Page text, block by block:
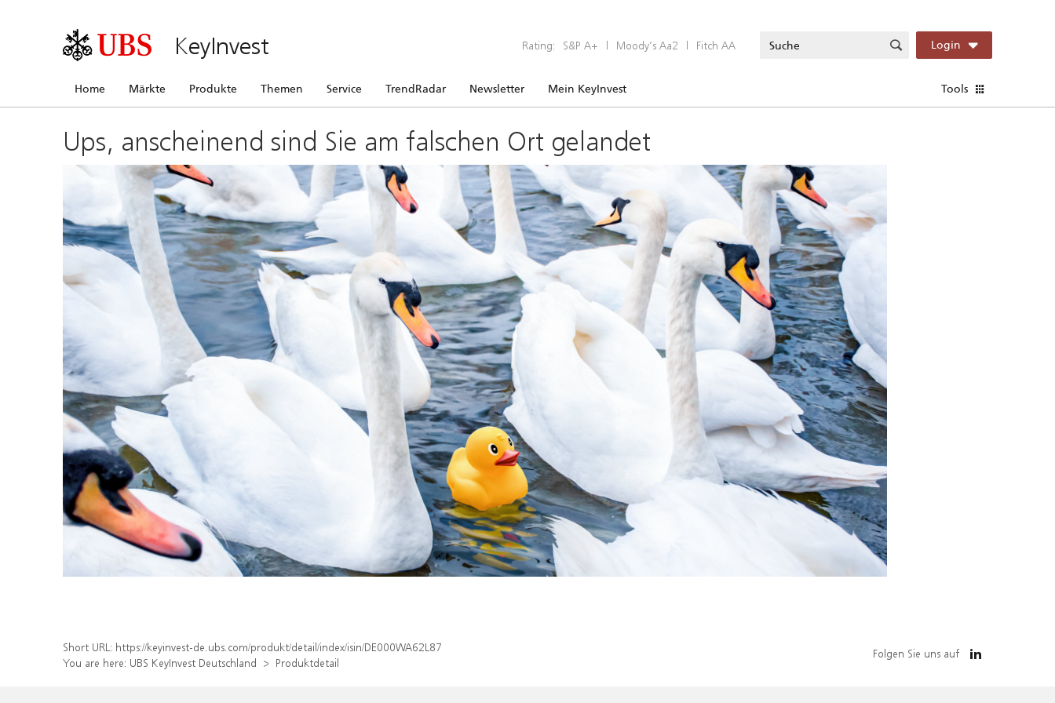
KeyInvest Rating: S&P A+ | Moody’s Aa2 | Fitch AA Login
Home Märkte Produkte Themen Service TrendRadar Newsletter Mein KeyInvest Tools
Ups, anscheinend sind Sie am falschen Ort gelandet
Short URL: https://keyinvest-de.ubs.com/produkt/detail/index/isin/DE000WA62L87
You are here: UBS KeyInvest Deutschland Produktdetail
Folgen Sie uns auf